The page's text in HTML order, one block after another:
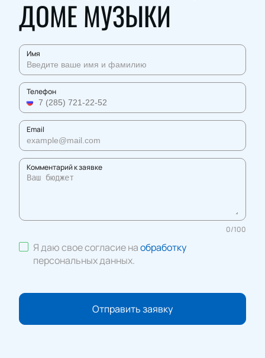
ДОМЕ МУЗЫКИ
Имя
Телефон
Email
Комментарий к заявке
0/100
Я даю свое согласие наобработку
персональных данных.
Отправить заявку